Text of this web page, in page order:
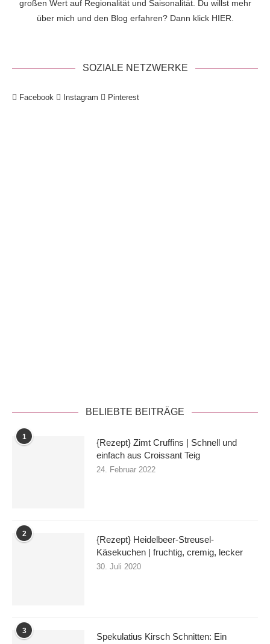
großen Wert auf Regionalität und Saisonalität. Du willst mehr
über mich und den Blog erfahren? Dann klick HIER
SOZIALE NETZWERKE
Facebook Instagram Pinterest
BELIEBTE BEITRÄGE
1
{Rezept} Zimt Cruffins | Schnell und
einfach aus Croissant Teig
24. Februar 2022
2
{Rezept} Heidelbeer-Streusel-
Käsekuchen | fruchtig, cremig, lecker
30. Juli 2020
3
Spekulatius Kirsch Schnitten: Ein